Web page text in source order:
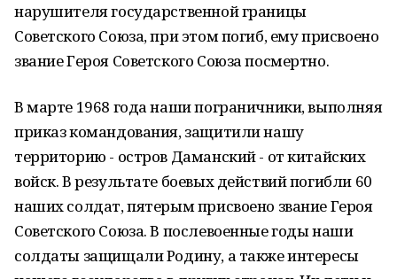
нарушителя государственной границы
Советского Союза, при этом погиб, ему присвоено
звание Героя Советского Союза посмертно.
В марте 1968 года наши пограничники, выполняя
приказ командования, защитили нашу
территорию - остров Даманский - от китайских
войск. В результате боевых действий погибли 60
наших солдат, пятерым присвоено звание Героя
Советского Союза. В послевоенные годы наши
солдаты защищали Родину, а также интересы